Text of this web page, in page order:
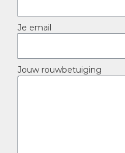
Je email
Jouw rouwbetuiging